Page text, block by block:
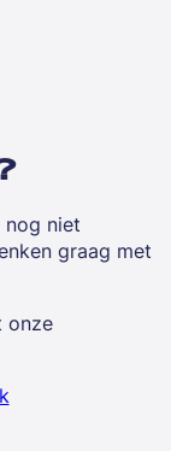
nog niet
graag met
onze